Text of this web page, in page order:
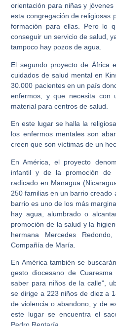
orientación para niñas y jóvenes
esta congregación de religiosas
formación para ellas. Pero lo
conseguir un servicio de salud,
tampoco hay pozos de agua.
El segundo proyecto de África
cuidados de salud mental en
30.000 pacientes en un país
enfermos, y que necesita con
material para centros de salud.
En este lugar se halla la
los enfermos mentales son
creen que son víctimas de un
En América, el proyecto
infantil y de la promoción de
radicado en Managua
250 familias en un barrio
barrio es uno de los más
hay agua, alumbrado o
promoción de la salud y la
hermana Mercedes
Compañía de María.
En América también se
gesto diocesano de
saber para niños de la calle”,
se dirige a 223 niños de diez a
de violencia o abandono, y de
este lugar se encuentra el